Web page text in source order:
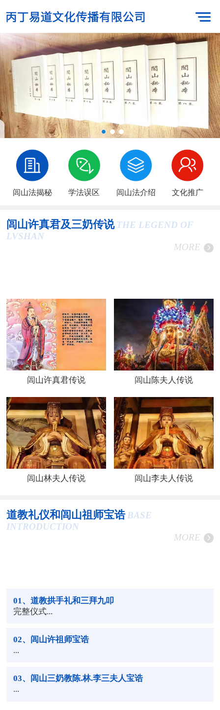
闾山法揭秘 学法误区 闾山法介绍 文化推广
闾山许真君及三奶传说 THE LEGEND OF
LVSHAN
MORE
闾山许真君传说 闾山陈夫人传说
闾山林夫人传说 闾山李夫人传说
道教礼仪和闾山祖师宝诰 BASE
INTRODUCTION
MORE
01 、道教拱手礼和三拜九叩
完整仪式...
02、闾山许祖师宝诰
...
03、闾山三奶教陈.林.李三夫人宝诰
...